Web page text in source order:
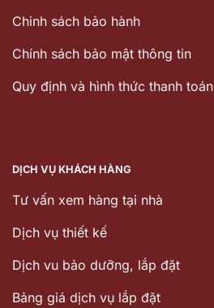
Chinh sách bảo hành
Chính sách bảo mật thông tin
Quy định và hình thức thanh toán
DỊCH VỤ KHÁCH HÀNG
Tư vấn xem hàng tại nhà
Dịch vụ thiết kế
Dịch vu bảo dưỡng, lắp đặt
Bảng giá dịch vụ lắp đặt